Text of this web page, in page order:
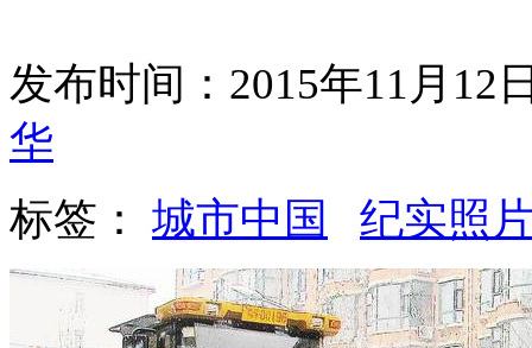
发布时间：2015年11月12
华
标签： 城市中国 纪实照